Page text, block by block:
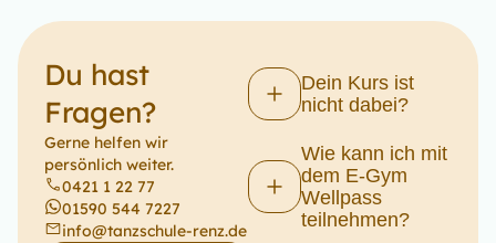
Du hast
Fragen?
Gerne helfen wir
persönlich weiter.
0421 1 22 77
01590 544 7227
info@tanzschule-renz.de
Dein Kurs ist
nicht dabei?
Wie kann ich mit
dem E-Gym
Wellpass
teilnehmen?